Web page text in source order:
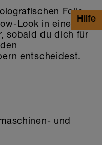
Folie
Look in einen
sobald du dich für
entscheidest.
und